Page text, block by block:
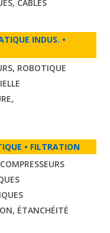
CÂBLES
INDUS. •
ROBOTIQUE
• FILTRATION
ÉTANCHÉITÉ